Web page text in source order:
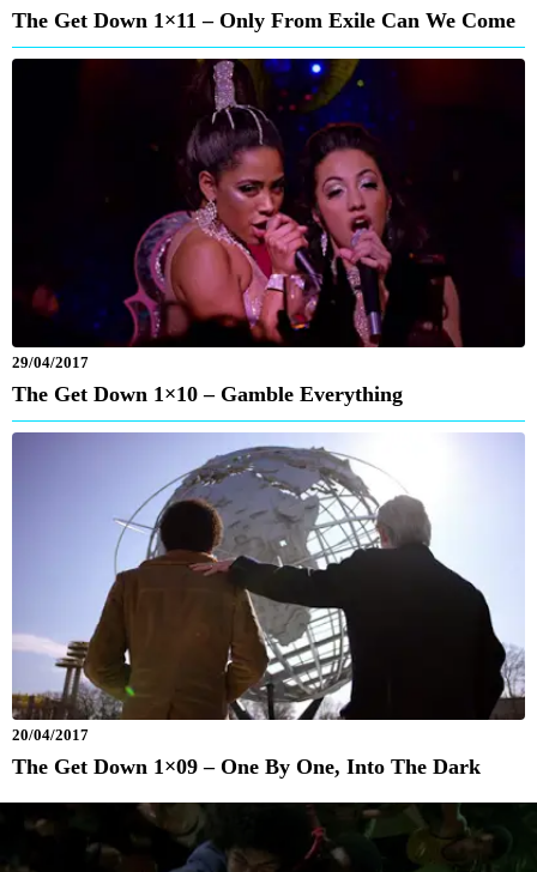
The Get Down 1×11 – Only From Exile Can We Come
29/04/2017
The Get Down 1×10 – Gamble Everything
20/04/2017
The Get Down 1×09 – One By One, Into The Dark